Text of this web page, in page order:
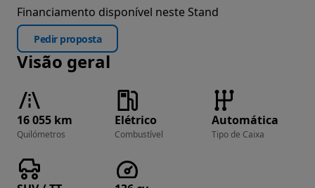
Financiamento disponível neste Stand
Pedir proposta
Visão geral
16 055 km
Quilómetros
Elétrico
Combustível
Automática
Tipo de Caixa